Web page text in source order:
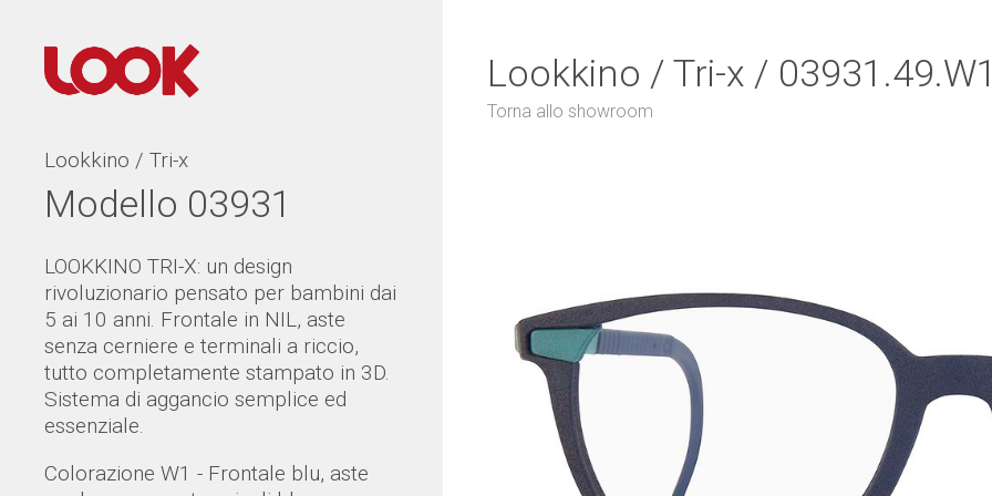
Lookkino / Tri-x
Modello 03931
LOOKKINO TRI-X: un design
rivoluzionario pensato per bambini dai
5 ai 10 anni. Frontale in NIL, aste
senza cerniere e terminali a riccio,
tutto completamente stampato in 3D.
Sistema di aggancio semplice ed
essenziale.
Colorazione W1 - Frontale blu, aste
Lookkino / Tri-x /
Torna allo showroom